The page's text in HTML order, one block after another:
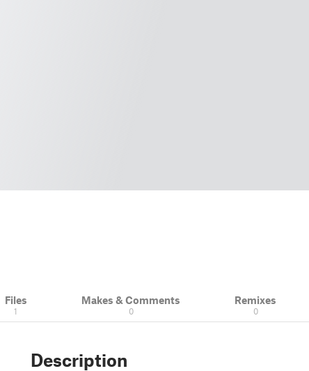
Files
1
Makes & Comments
0
Remixes
0
Description